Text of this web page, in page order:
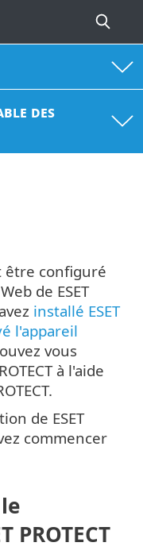
des
être configuré
de ESET
installé ESET
l'appareil
vous
à l'aide
de ESET
commencer
PROTECT